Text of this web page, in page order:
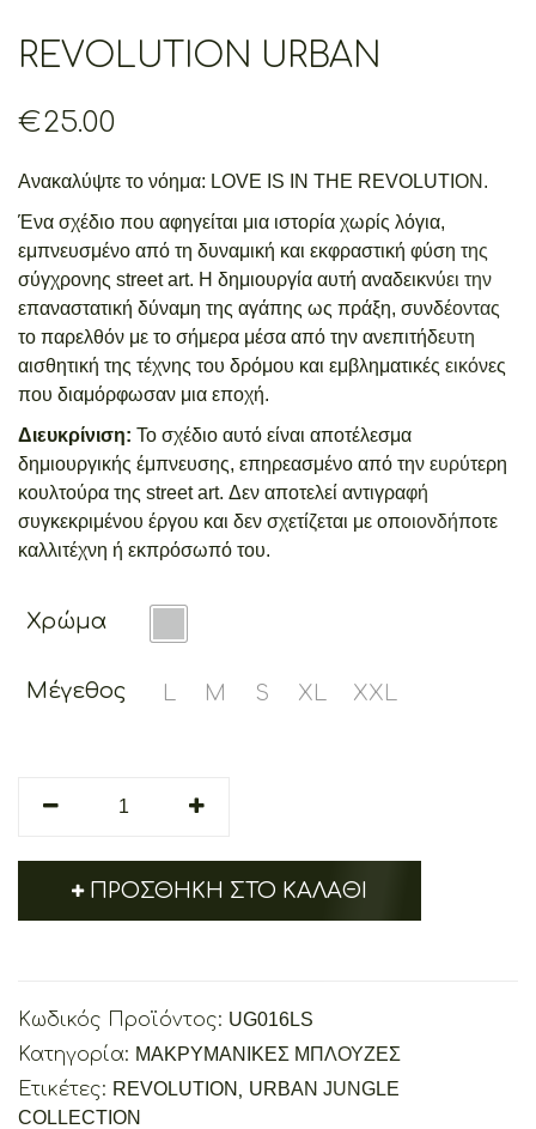
REVOLUTION URBAN
€25.00
Ανακαλύψτε το νόημα: LOVE IS IN THE REVOLUTION.
Ένα σχέδιο που αφηγείται μια ιστορία χωρίς λόγια,
εμπνευσμένο από τη δυναμική και εκφραστική φύση της
σύγχρονης street art. Η δημιουργία αυτή αναδεικνύει την
επαναστατική δύναμη της αγάπης ως πράξη, συνδέοντας
το παρελθόν με το σήμερα μέσα από την ανεπιτήδευτη
αισθητική της τέχνης του δρόμου και εμβληματικές εικόνες
που διαμόρφωσαν μια εποχή.
Διευκρίνιση: Το σχέδιο αυτό είναι αποτέλεσμα
δημιουργικής έμπνευσης, επηρεασμένο από την ευρύτερη
κουλτούρα της street art. Δεν αποτελεί αντιγραφή
συγκεκριμένου έργου και δεν σχετίζεται με οποιονδήποτε
καλλιτέχνη ή εκπρόσωπό του.
Χρώμα
Μέγεθος L M S XL XXL
ΠΡΟΣΘΉΚΗ ΣΤΟ ΚΑΛΆΘΙ
Κωδικός Προϊόντος: UG016LS
Κατηγορία: ΜΑΚΡΥΜΑΝΙΚΕΣ ΜΠΛΟΥΖΕΣ
Ετικέτες: REVOLUTION , URBAN JUNGLE
COLLECTION